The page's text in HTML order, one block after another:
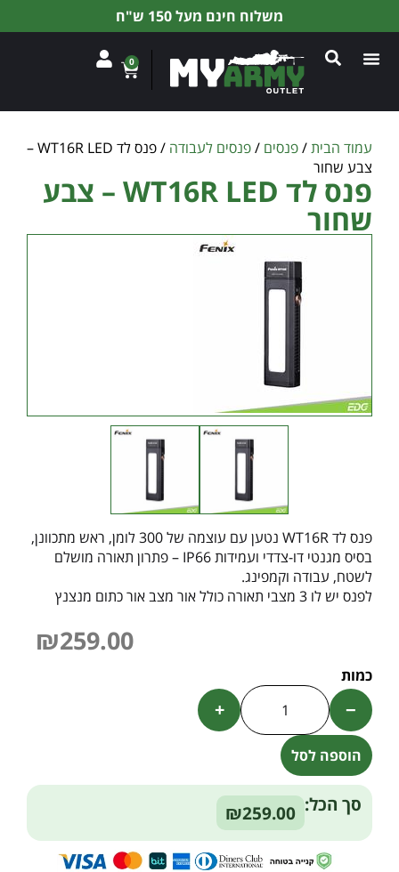
משלוח חינם מעל 150 ש"ח
0
עמוד הבית/פנסים /פנסים לעבודה
/ פנס לד WT16R LED –
צבע שחור
פנס לד WT16R LED – צבע
שחור
פנס לד WT16R נטען עם עוצמה של 300 לומן, ראש מתכוונן,
בסיס מגנטי דו-צדדי ועמידות IP66 – פתרון תאורה מושלם
לשטח, עבודה וקמפינג.
לפנס יש לו 3 מצבי תאורה כולל אור מצב אור כתום מנצנץ
₪259.00
−
+
הוספה לסל
Alternative:
סך הכל: ₪259.00